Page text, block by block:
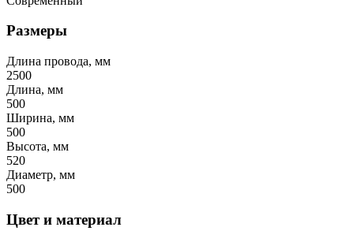
Размеры
Длина провода, мм
2500
Длина, мм
500
Ширина, мм
500
Высота, мм
520
Диаметр, мм
500
Цвет и материал